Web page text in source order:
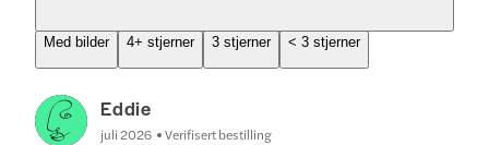
Med bilder 4+ stjerner 3 stjerner < 3 stjerner
Eddie
juli 2026 Verifisert bestilling